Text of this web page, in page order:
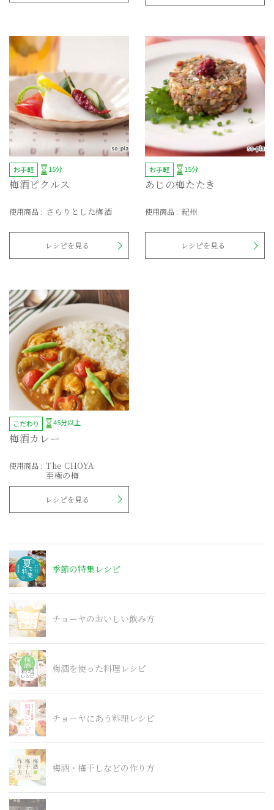
お手軽 15分
梅酒ピクルス
使用商品 : さらりとした梅酒
レシピを見る
お手軽 15分
あじの梅たたき
使用商品 : 紀州
レシピを見る
こだわり 45分以上
梅酒カレー
使用商品 : The CHOYA
至極の梅
レシピを見る
季節の特集レシピ
チョーヤのおいしい飲み方
梅酒を使った料理レシピ
チョーヤにあう料理レシピ
梅酒・梅干しなどの作り方